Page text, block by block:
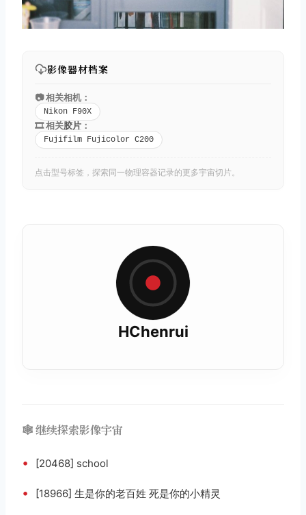
影像器材档案
📷 相关相机：
Nikon F90X
🎞️ 相关胶片 ：
Fujifilm Fujicolor C200
点击型号标签，探索同一物理容器记录的更多宇宙切片。
HChenrui
🕸️ 继续探索影像宇宙
• [20468] school
• [18966] 生是你的老百姓 死是你的小精灵